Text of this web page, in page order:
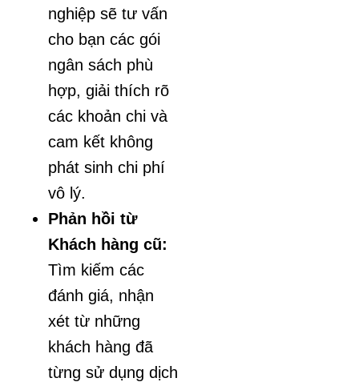
nghiệp sẽ tư vấn
cho bạn các gói
ngân sách phù
hợp, giải thích rõ
các khoản chi và
cam kết không
phát sinh chi phí
vô lý.
Phản hồi từ
Khách hàng cũ:
Tìm kiếm các
đánh giá, nhận
xét từ những
khách hàng đã
từng sử dụng dịch